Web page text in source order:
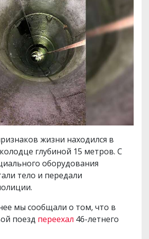
жизни находился в
глубиной 15 метров. С
оборудования
тело и передали
мы сообщали о том, что в
поезд переехал 46-летнего